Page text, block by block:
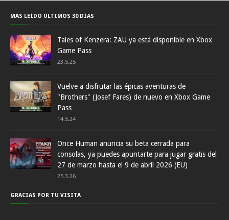
MÁS LEÍDO ÚLTIMOS 30 DÍAS
Tales of Kenzera: ZAU ya está disponible en Xbox
Game Pass
23.5.25
Vuelve a disfrutar las épicas aventuras de
"Brothers" (Josef Fares) de nuevo en Xbox Game
Pass
14.5.24
Once Human anuncia su beta cerrada para
consolas, ya puedes apuntarte para jugar gratis del
27 de marzo hasta el 9 de abril 2026 (EU)
25.3.26
GRACIAS POR TU VISITA